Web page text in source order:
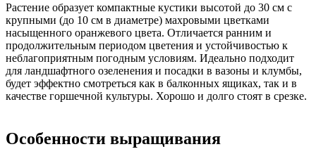
Растение образует компактные кустики высотой до 30 см с
крупными (до 10 см в диаметре) махровыми цветками
насыщенного оранжевого цвета. Отличается ранним и
продолжительным периодом цветения и устойчивостью к
неблагоприятным погодным условиям. Идеально подходит
для ландшафтного озеленения и посадки в вазоны и клумбы,
будет эффектно смотреться как в балконных ящиках, так и в
качестве горшечной культуры. Хорошо и долго стоят в срезке.
Особенности выращивания